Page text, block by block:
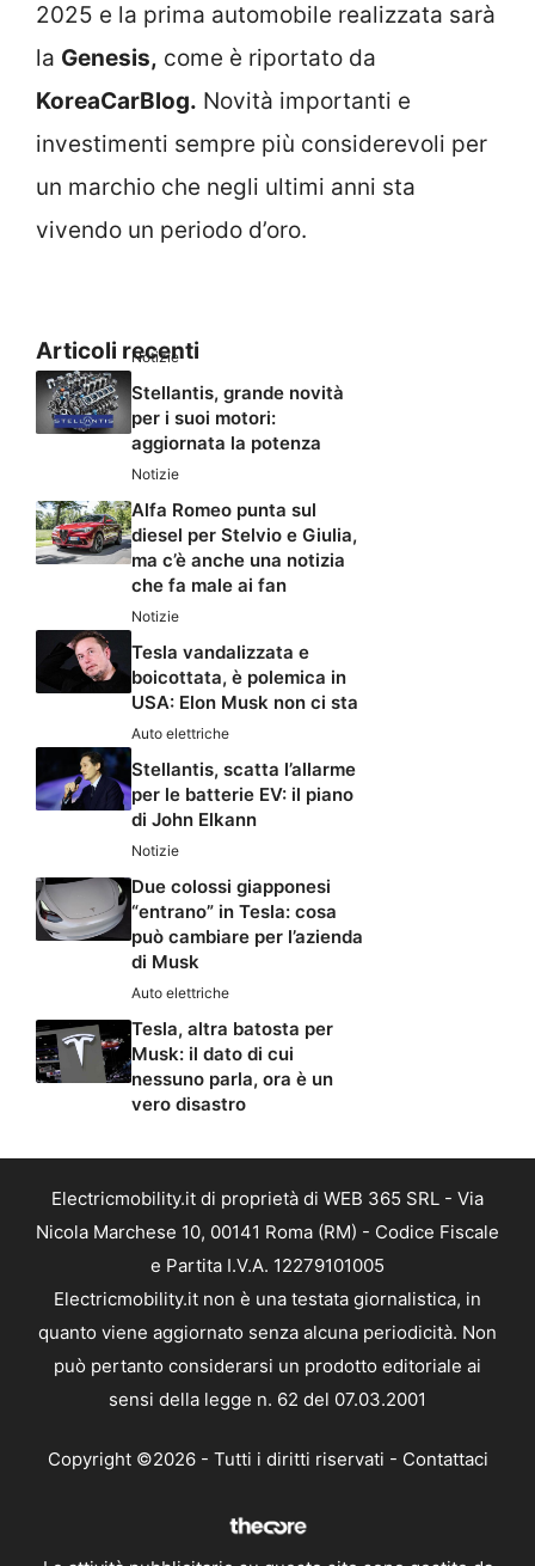
2025 e la prima automobile realizzata sarà
la Genesis, come è riportato da
KoreaCarBlog. Novità importanti e
investimenti sempre più considerevoli per
un marchio che negli ultimi anni sta
vivendo un periodo d’oro.
Articoli recenti
Notizie
Stellantis, grande novità
per i suoi motori:
aggiornata la potenza
Notizie
Alfa Romeo punta sul
diesel per Stelvio e Giulia,
ma c’è anche una notizia
che fa male ai fan
Notizie
Tesla vandalizzata e
boicottata, è polemica in
USA: Elon Musk non ci sta
Auto elettriche
Stellantis, scatta l’allarme
per le batterie EV: il piano
di John Elkann
Notizie
Due colossi giapponesi
“entrano” in Tesla: cosa
può cambiare per l’azienda
di Musk
Auto elettriche
Tesla, altra batosta per
Musk: il dato di cui
nessuno parla, ora è un
vero disastro
Electricmobility.it di proprietà di WEB 365 SRL - Via
Nicola Marchese 10, 00141 Roma (RM) - Codice Fiscale
e Partita I.V.A. 12279101005
Electricmobility.it non è una testata giornalistica, in
quanto viene aggiornato senza alcuna periodicità. Non
può pertanto considerarsi un prodotto editoriale ai
sensi della legge n. 62 del 07.03.2001
Copyright ©2026 - Tutti i diritti riservati - Contattaci